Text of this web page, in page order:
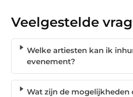
Veelgestelde
Welke artiesten kan ik
evenement?
Wat zijn de mogelijkheden